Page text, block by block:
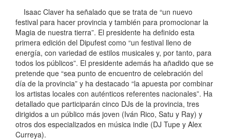
Isaac Claver ha señalado que se trata de “un nuevo
festival para hacer provincia y también para promocionar la
Magia de nuestra tierra”. El presidente ha definido esta
primera edición del Dipufest como “un festival lleno de
energía, con variedad de estilos musicales y, por tanto, para
todos los públicos”. El presidente además ha añadido que se
pretende que “sea punto de encuentro de celebración del
día de la provincia” y ha destacado “la apuesta por combinar
los artistas locales con auténticos referentes nacionales”. Ha
detallado que participarán cinco DJs de la provincia, tres
dirigidos a un público más joven (Iván Rico, Satu y Ray) y
otros dos especializados en música indie (DJ Tupe y Alex
Curreya).